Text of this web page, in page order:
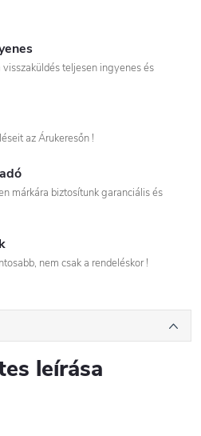
teljesen ingyenes és
az Árukeresőn !
márkára biztosítunk garanciális és
nem csak a rendeléskor !
leírása